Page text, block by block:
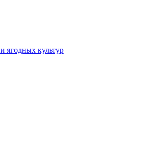
и ягодных культур